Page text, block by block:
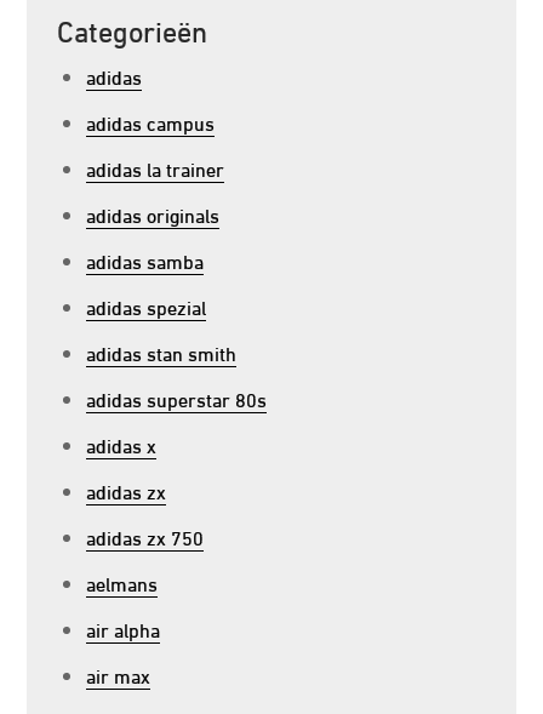
Categorieën
adidas
adidas campus
adidas la trainer
adidas originals
adidas samba
adidas spezial
adidas stan smith
adidas superstar 80s
adidas x
adidas zx
adidas zx 750
aelmans
air alpha
air max